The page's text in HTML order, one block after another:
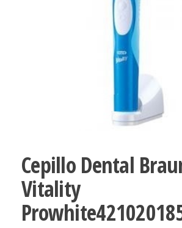
Cepillo Dental
Vitality